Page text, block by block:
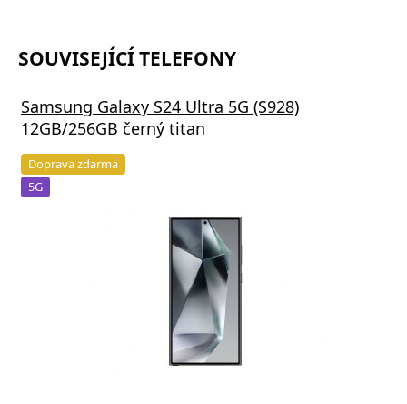
SOUVISEJÍCÍ TELEFONY
Samsung Galaxy S24 Ultra 5G (S928)
12GB/256GB černý titan
Doprava zdarma
5G